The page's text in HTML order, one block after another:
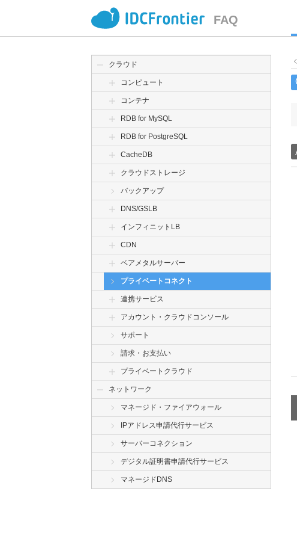
FAQ
クラウド
コンピュート
コンテナ
RDB for MySQL
RDB for PostgreSQL
CacheDB
クラウドストレージ
バックアップ
DNS/GSLB
インフィニットLB
CDN
ベアメタルサーバー
プライベートコネクト
連携サービス
アカウント・クラウドコンソール
サポート
請求・お支払い
プライベートクラウド
ネットワーク
マネージド・ファイアウォール
IPアドレス申請代行サービス
サーバーコネクション
デジタル証明書申請代行サービス
マネージドDNS